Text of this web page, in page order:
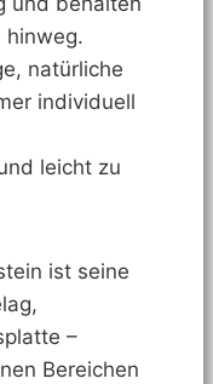
hinweg.
natürliche
individuell
leicht zu
ist seine
–
Bereichen